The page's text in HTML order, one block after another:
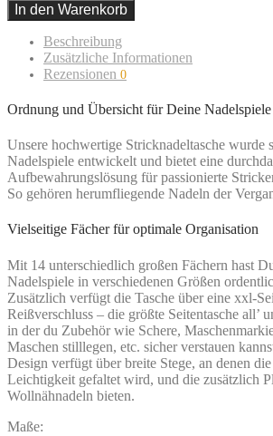
In den Warenkorb
Beschreibung
Zusätzliche Informationen
Rezensionen 0
Ordnung und Übersicht für Deine Nadelspiele
Unsere hochwertige Stricknadeltasche wurde
Nadelspiele entwickelt und bietet eine
Aufbewahrungslösung für passionierte
So gehören herumfliegende Nadeln der
Vielseitige Fächer für optimale Organisation
Mit 14 unterschiedlich großen Fächern hast
Nadelspiele in verschiedenen Größen
Zusätzlich verfügt die Tasche über eine xxl-
Reißverschluss – die größte Seitentasche all’
in der du Zubehör wie Schere,
Maschen stilllegen, etc. sicher verstauen
Design verfügt über breite Stege, an denen
Leichtigkeit gefaltet wird, und die zusätzlich
Wollnähnadeln bieten.
Maße: